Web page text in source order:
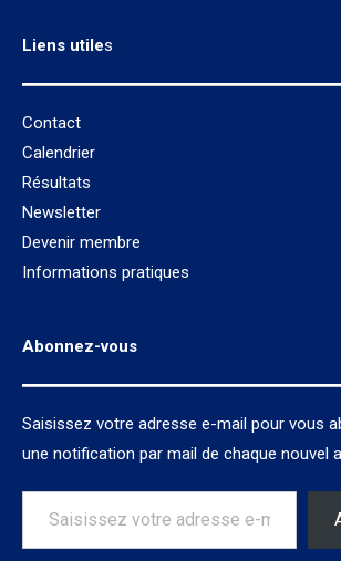
Liens utiles
Contact
Calendrier
Résultats
Newsletter
Devenir membre
Informations pratiques
Abonnez-vous
Saisissez votre adresse e-mail pour vous
une notification par mail de chaque nouvel
Saisissez votre adresse e-mail…